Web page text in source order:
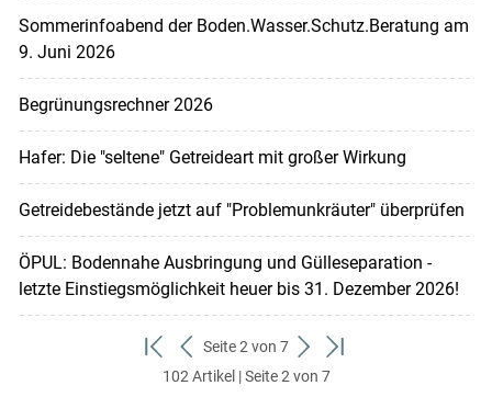
Sommerinfoabend der Boden.Wasser.Schutz.Beratung am
9. Juni 2026
Begrünungsrechner 2026
Hafer: Die "seltene" Getreideart mit großer Wirkung
Getreidebestände jetzt auf "Problemunkräuter" überprüfen
ÖPUL: Bodennahe Ausbringung und Gülleseparation -
letzte Einstiegsmöglichkeit heuer bis 31. Dezember 2026!
zum
ersten
zurück
zum
Seite 2 von 7
weiter
zum
zum
102 Artikel | Seite 2 von 7